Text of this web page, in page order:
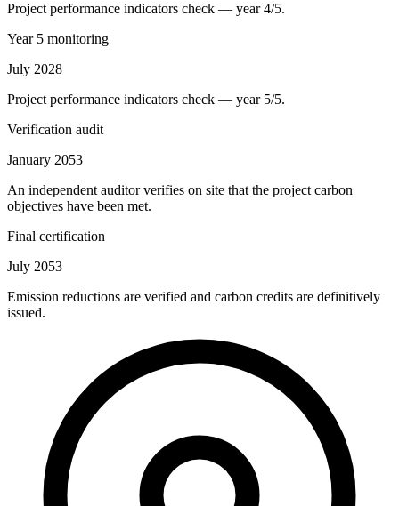
Project performance indicators check — year 4/5.
Year 5 monitoring
July 2028
Project performance indicators check — year 5/5.
Verification audit
January 2053
An independent auditor verifies on site that the project carbon
objectives have been met.
Final certification
July 2053
Emission reductions are verified and carbon credits are definitively
issued.